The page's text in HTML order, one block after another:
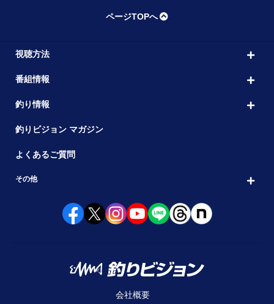
ページTOPへ
視聴方法
番組情報
釣り情報
釣りビジョン マガジン
よくあるご質問
その他
会社概要